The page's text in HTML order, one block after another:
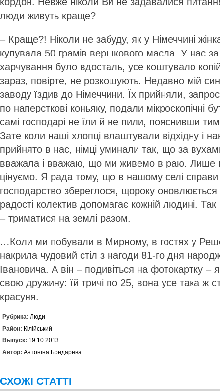
люди живуть краще?
– Краще?! Ніколи не забуду, як у Німеччині
купувала 50 грамів вершкового масла. У нас за
харчування було вдосталь, усе коштувало
зараз, повірте, не розкошують. Недавно мій син
заводу їздив до Німеччини. Їх прийняли,
по наперсткові коньяку, подали мікроскопічні
самі господарі не їли й не пили, пояснивши
Зате коли наші хлопці влаштували відхідну і
прийнято в нас, німці уминали так, що за
вважала і вважаю, що ми живемо в раю. Лише
цінуємо. Я рада тому, що в нашому селі
господарство збереглося, щороку оновлюється
радості колектив допомагає кожній людині.
– триматися на землі разом.
…Коли ми побували в Мирному, в гостях у
накрила чудовий стіл з нагоди 81-го дня
Івановича. А він – подивіться на фотокартку –
свою дружину: їй тричі по 25, вона усе така ж
красуня.
Рубрика: Люди
Район: Кілійський
Выпуск: 19.10.2013
Автор: Антоніна Бондарева
СХОЖІ СТАТТІ